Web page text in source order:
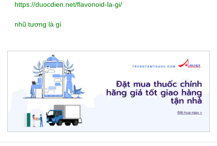
https://duocdien.net/flavonoid-la-gi/
nhũ tương là gì